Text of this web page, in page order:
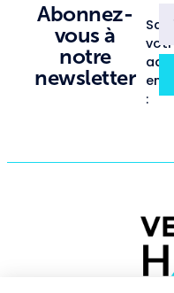
Abonnez-
vous à
notre
newsletter
email
: